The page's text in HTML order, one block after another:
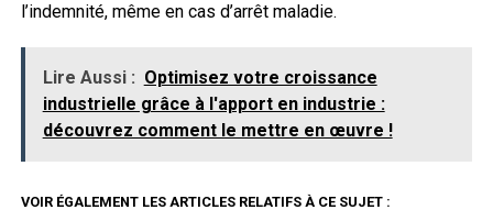
l’indemnité, même en cas d’arrêt maladie.
Lire Aussi : Optimisez votre croissance
industrielle grâce à l'apport en industrie :
découvrez comment le mettre en œuvre !
VOIR ÉGALEMENT LES ARTICLES RELATIFS À CE SUJET :